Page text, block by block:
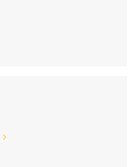
chevron_right